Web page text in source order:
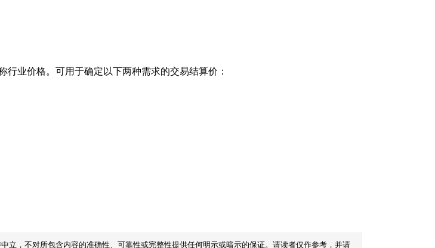
业价格。可用于确定以下两种需求的交易结算价：
立，不对所包含内容的准确性、可靠性或完整性提供任何明示或暗示的保证。请读者仅作参考，并请